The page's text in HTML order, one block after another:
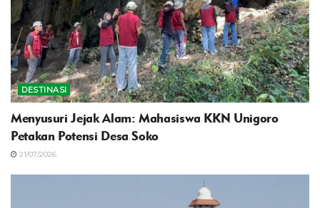
DESTINASI
Menyusuri Jejak Alam: Mahasiswa KKN Unigoro
Petakan Potensi Desa Soko
21/07/2026